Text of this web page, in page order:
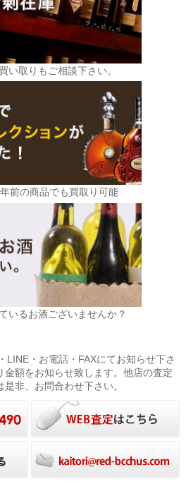
い取りもご相談下さい。
前の商品でも買取り可能
いるお酒ございませんか？
LINE・お電話・FAXにてお知らせ下さ
金額をお知らせ致します。他店の査定
非、お問合わせ下さい。